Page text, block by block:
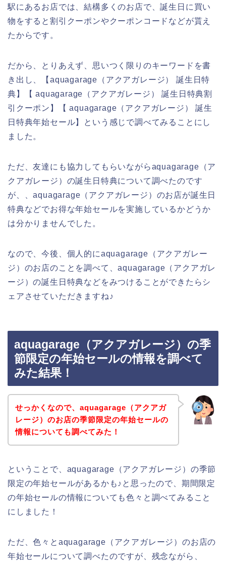
駅にあるお店では、結構多くのお店で、誕生日に買い
物をすると割引クーポンやクーポンコードなどが貰え
たからです。
だから、とりあえず、思いつく限りのキーワードを書
き出し、【aquagarage（アクアガレージ） 誕生日特
典】【 aquagarage（アクアガレージ） 誕生日特典割
引クーポン】【 aquagarage（アクアガレージ） 誕生
日特典年始セール】という感じで調べてみることにし
ました。
ただ、友達にも協力してもらいながらaquagarage（ア
クアガレージ）の誕生日特典について調べたのです
が、、aquagarage（アクアガレージ）のお店が誕生日
特典などでお得な年始セールを実施しているかどうか
は分かりませんでした。
なので、今後、個人的にaquagarage（アクアガレー
ジ）のお店のことを調べて、aquagarage（アクアガレ
ージ）の誕生日特典などをみつけることができたらシ
ェアさせていただきますね♪
aquagarage（アクアガレージ）の季
節限定の年始セールの情報を調べて
みた結果！
せっかくなので、aquagarage（アクアガ
レージ）のお店の季節限定の年始セールの
情報についても調べてみた！
ということで、aquagarage（アクアガレージ）の季節
限定の年始セールがあるかも♪と思ったので、期間限定
の年始セールの情報についても色々と調べてみること
にしました！
ただ、色々とaquagarage（アクアガレージ）のお店の
年始セールについて調べたのですが、残念ながら、